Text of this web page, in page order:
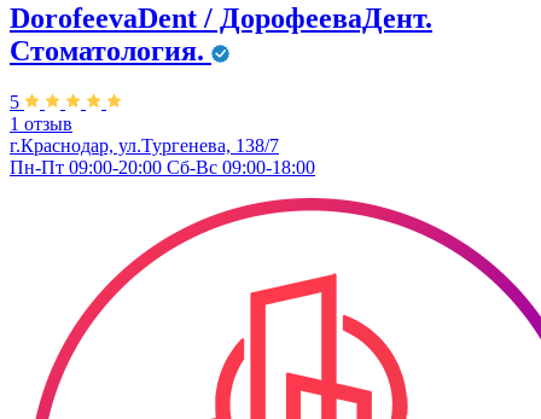
DorofeevaDent / ДорофееваДент.
Стоматология.
5
1 отзыв
г.Краснодар, ул.Тургенева, 138/7
Пн-Пт 09:00-20:00 Сб-Вс 09:00-18:00